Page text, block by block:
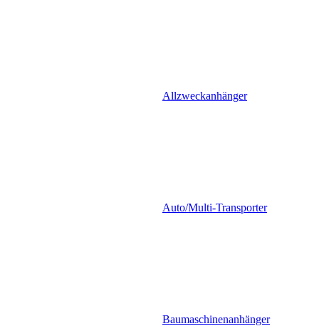
Allzweckanhänger
Auto/Multi-Transporter
Baumaschinenanhänger